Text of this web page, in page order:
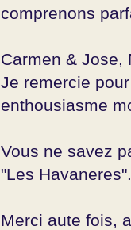
comprenons
Carmen & Jose,
Je remercie
enthousiasme
Vous ne savez
"Les Havaneres".
Merci aute fois,